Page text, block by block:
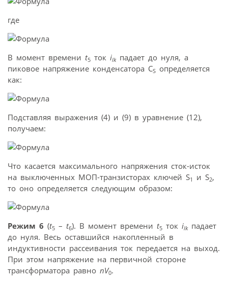
где
В момент времени t5 ток ilkпадает до нуля, а
пиковое напряжение конденсатора CS определяется
как:
Подставляя выражения (4) и (9) в уравнение (12),
получаем:
Что касается максимального напряжения сток-исток
на выключенных МОП-транзисторах ключей S1 и S2,
то оно определяется следующим образом:
Режим 6 (t5 – t6). В момент времени t5 ток ilkпадает
до нуля. Весь оставшийся накопленный в
индуктивности рассеивания ток передается на выход.
При этом напряжение на первичной стороне
трансформатора равно nV0.